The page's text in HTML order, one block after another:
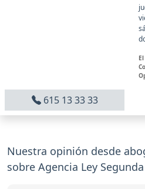
615 13 33 33
Nuestra opinión desde
sobre Agencia Ley